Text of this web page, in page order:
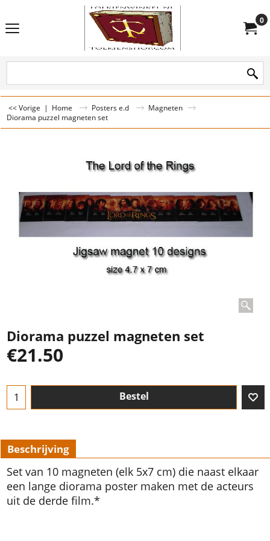
0
<< Vorige | Home Posters e.d
Magneten
Diorama puzzel magneten set
Diorama puzzel magneten set
€21.50
Bestel
Beschrijving
Set van 10 magneten (elk 5x7 cm) die naast elkaar
een lange diorama poster maken met de acteurs
uit de derde film.*